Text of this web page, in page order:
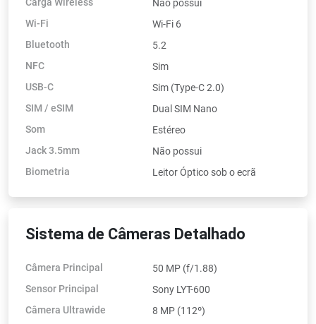
Não possui
Wi-Fi
Wi-Fi 6
Bluetooth
5.2
NFC
Sim
USB-C
Sim (Type-C 2.0)
SIM / eSIM
Dual SIM Nano
Som
Estéreo
Jack 3.5mm
Não possui
Biometria
Leitor Óptico sob o ecrã
Sistema de Câmeras Detalhado
Câmera Principal
50 MP (f/1.88)
Sensor Principal
Sony LYT-600
Câmera Ultrawide
8 MP (112º)